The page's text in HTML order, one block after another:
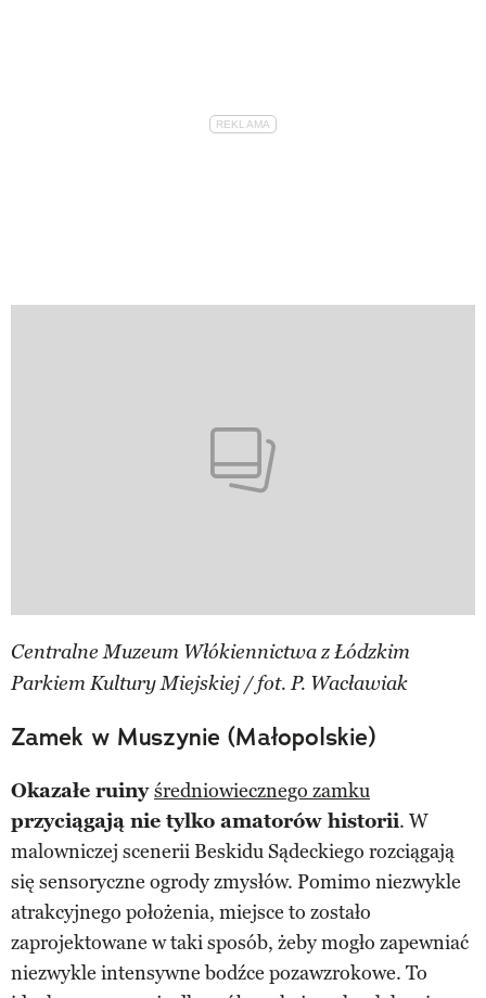
Centralne Muzeum Włókiennictwa z Łódzkim
Parkiem Kultury Miejskiej / fot. P. Wacławiak
Zamek w Muszynie (Małopolskie)
Okazałe ruinyśredniowiecznego zamku
przyciągają nie tylko amatorów historii. W
malowniczej scenerii Beskidu Sądeckiego rozciągają
się sensoryczne ogrody zmysłów. Pomimo niezwykle
atrakcyjnego położenia, miejsce to zostało
zaprojektowane w taki sposób, żeby mogło zapewniać
niezwykle intensywne bodźce pozawzrokowe. To